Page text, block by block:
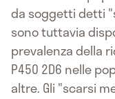
da soggetti detti
sono tuttavia
prevalenza della
P450 2D6 nelle
altre. Gli "scarsi